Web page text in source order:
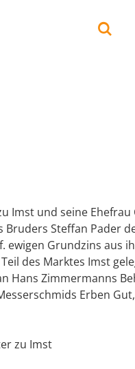
Imst und seine
Bruders Steffan Pader
ewigen Grundzins aus
des Marktes Imst
Hans Zimmermanns
Erben
zu Imst